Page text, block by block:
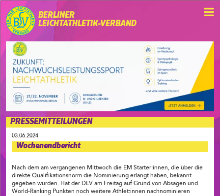
BERLINER
LEICHTATHLETIK-VERBAND
PRESSEMITTEILUNGEN
03.06.2024
Wochenendbericht
Nach dem am vergangenen Mittwoch die EM Starter:innen, die über die
direkte Qualifikationsnorm die Nominierung erlangt haben, bekannt
gegeben wurden. Hat der DLV am Freitag auf Grund von Absagen und
World-Ranking Punkten noch weitere Athlet:innen nachnominieren